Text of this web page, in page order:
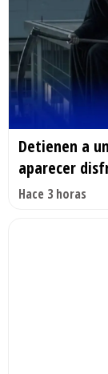
Detienen a
aparecer
Hace 3 horas